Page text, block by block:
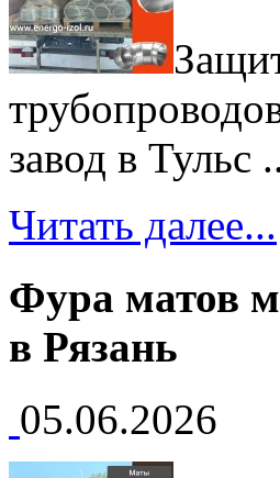
завод в Тульс
Читать далее...
Фура матов
в Рязань
05.06.2026